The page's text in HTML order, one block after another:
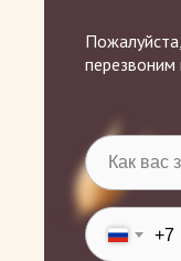
+7